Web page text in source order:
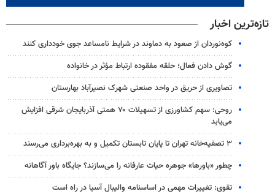
تازه‌ترین اخبار
کوه‌نوردان از صعود به دماوند در شرایط نامساعد جوی خودداری کنند
گوش دادن فعال؛ حلقه مفقوده ارتباط مؤثر در خانواده
تصاویری از حریق در واحد صنعتی شهرک نصیرآباد بهارستان
روحی: سهم کشاورزی از تسهیلات ۷۰ همتی آذربایجان شرقی افزایش
می‌یابد
۳ ﺗﺼﻔﻴﻪ‌ﺧﺎﻧﻪ‌ تهران تا پایان تابستان تکمیل و به بهره‌برداری می‌رسند
چطور «باورها» جوهره حیات عارفانه را می‌سازند؟ جایگاه باور آگاهانه
تقوی: تغییرات مهمی در اساسنامه والیبال آسیا در راه است